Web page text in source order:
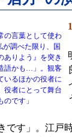
の言葉として使わ
が調べた限り、国
ありよう』を突き
語かも…」。観客
いるほかの役者に
役者にとって舞台
です」
す」。江戸